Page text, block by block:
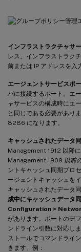
インフラストラクチャサ
レス。インフラストラク
前または IP アドレスを入
エージェントサービスポ
バに接続するポート。エ
ャサービスの構成時にエ
と同じである必要があり
8286 になります。
キャッシュされたデータ
Management 1912 以降
Management 1909 以前
ントキャッシュ同期プロ
ージェントキャッシュを
キャッシュされたデータ
成中にキャッシュデー
Configuration >
があります。ポートのデ
ンドライン引数に対応し
ストールでコマンドライ
きます。例：